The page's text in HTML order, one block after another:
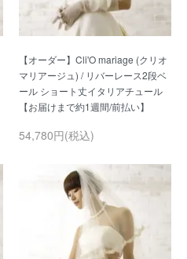
【オーダー】Cli'O mariage (クリオ
マリアージュ) / リバーレース2段ベ
ール ショート丈イタリアチュール
54,780円(税込)